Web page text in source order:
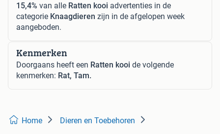
15,4% van alle Ratten kooi advertenties in de
categorie Knaagdieren zijn in de afgelopen week
aangeboden.
Kenmerken
Doorgaans heeft een Ratten kooi de volgende
kenmerken: Rat, Tam.
Home Dieren en Toebehoren